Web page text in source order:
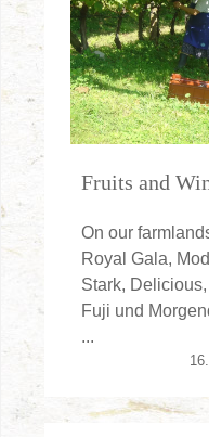
Fruits and
On our
Royal Gala,
Stark,
Fuji und
...